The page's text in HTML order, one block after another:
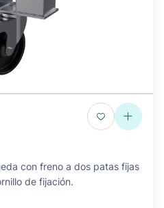
con freno a dos patas fijas
de fijación.